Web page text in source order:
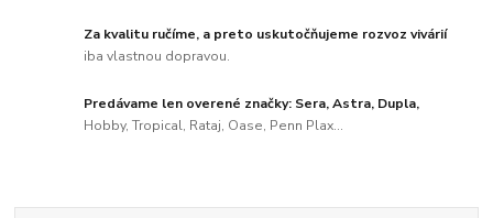
Za kvalitu ručíme, a preto uskutočňujeme rozvoz vivárií
iba vlastnou dopravou.
Predávame len overené značky: Sera, Astra, Dupla,
Hobby, Tropical, Rataj, Oase, Penn Plax...